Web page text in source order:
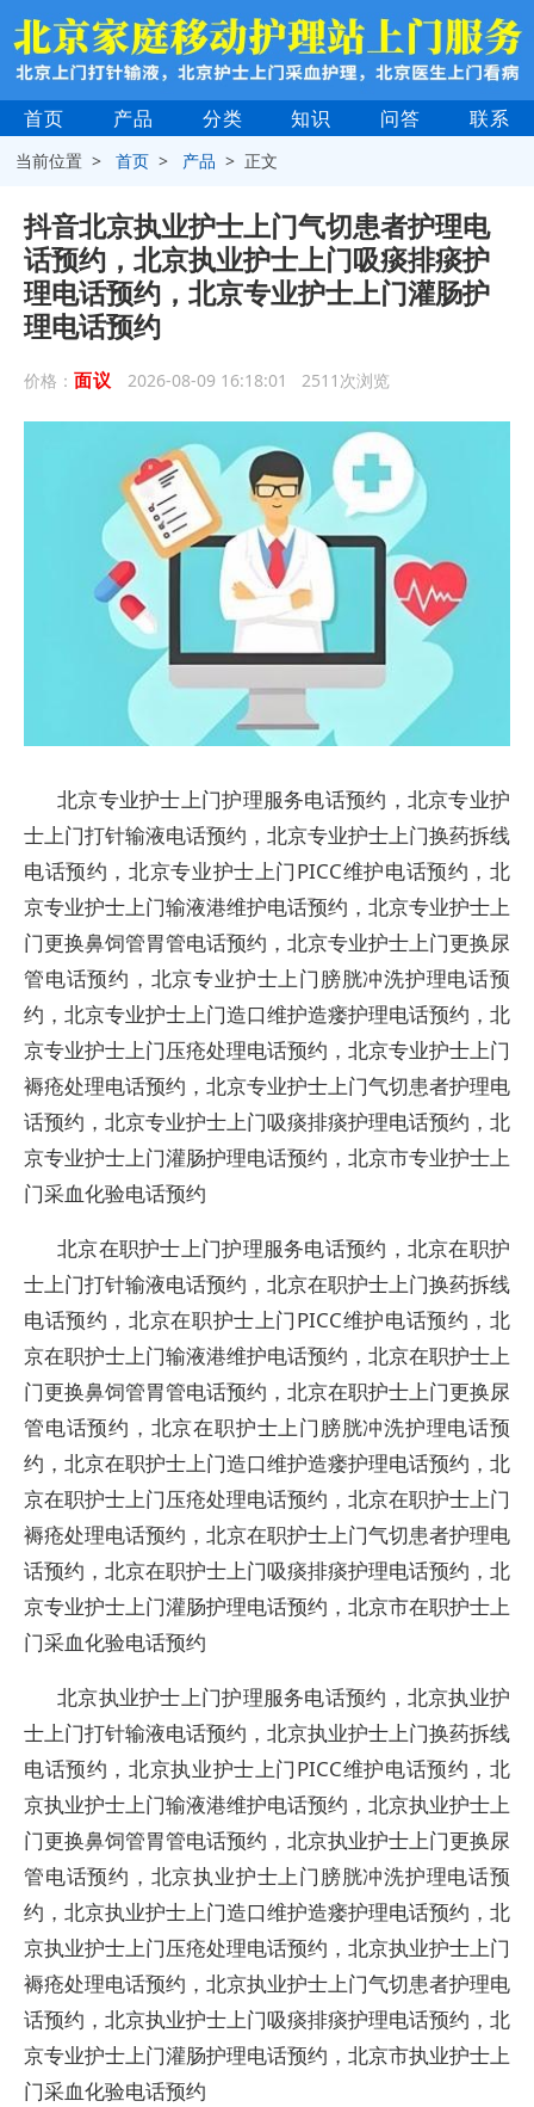
首页 产品 分类 知识 问答 联系
当前位置 >首页 > 产品 > 正文
抖音北京执业护士上门气切患者护理电
话预约，北京执业护士上门吸痰排痰护
理电话预约，北京专业护士上门灌肠护
理电话预约
价格： 面议 2026-08-09 16:18:01 2511次浏览
北京专业护士上门护理服务电话预约，北京专业护
士上门打针输液电话预约，北京专业护士上门换药拆线
电话预约，北京专业护士上门PICC维护电话预约，北
京专业护士上门输液港维护电话预约，北京专业护士上
门更换鼻饲管胃管电话预约，北京专业护士上门更换尿
管电话预约，北京专业护士上门膀胱冲洗护理电话预
约，北京专业护士上门造口维护造瘘护理电话预约，北
京专业护士上门压疮处理电话预约，北京专业护士上门
褥疮处理电话预约，北京专业护士上门气切患者护理电
话预约，北京专业护士上门吸痰排痰护理电话预约，北
京专业护士上门灌肠护理电话预约，北京市专业护士上
门采血化验电话预约
北京在职护士上门护理服务电话预约，北京在职护
士上门打针输液电话预约，北京在职护士上门换药拆线
电话预约，北京在职护士上门PICC维护电话预约，北
京在职护士上门输液港维护电话预约，北京在职护士上
门更换鼻饲管胃管电话预约，北京在职护士上门更换尿
管电话预约，北京在职护士上门膀胱冲洗护理电话预
约，北京在职护士上门造口维护造瘘护理电话预约，北
京在职护士上门压疮处理电话预约，北京在职护士上门
褥疮处理电话预约，北京在职护士上门气切患者护理电
话预约，北京在职护士上门吸痰排痰护理电话预约，北
京专业护士上门灌肠护理电话预约，北京市在职护士上
门采血化验电话预约
北京执业护士上门护理服务电话预约，北京执业护
士上门打针输液电话预约，北京执业护士上门换药拆线
电话预约，北京执业护士上门PICC维护电话预约，北
京执业护士上门输液港维护电话预约，北京执业护士上
门更换鼻饲管胃管电话预约，北京执业护士上门更换尿
管电话预约，北京执业护士上门膀胱冲洗护理电话预
约，北京执业护士上门造口维护造瘘护理电话预约，北
京执业护士上门压疮处理电话预约，北京执业护士上门
褥疮处理电话预约，北京执业护士上门气切患者护理电
话预约，北京执业护士上门吸痰排痰护理电话预约，北
京专业护士上门灌肠护理电话预约，北京市执业护士上
门采血化验电话预约